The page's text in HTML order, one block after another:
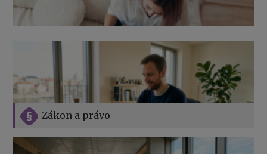
Zákon a právo
Jak na podnikání při rodičovské dovolené